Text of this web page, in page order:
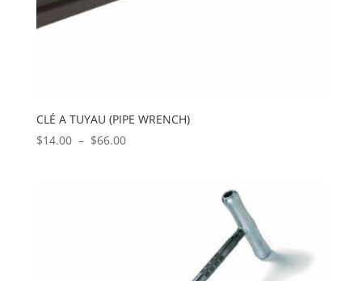
CLÉ A TUYAU (PIPE WRENCH)
$14.00 – $66.00Plage